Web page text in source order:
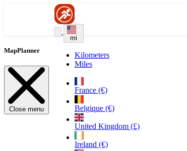
mi
Kilometers
Miles
France (€)
Belgique (€)
United Kingdom (£)
Ireland (€)
MapPlanner
Close menu